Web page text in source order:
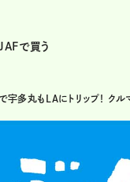
JAFで買う